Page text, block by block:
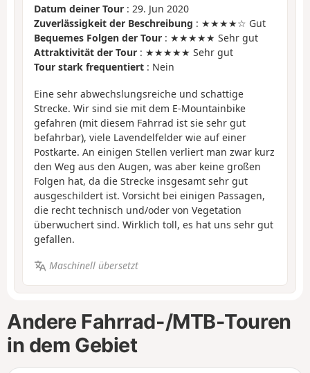
Datum deiner Tour : 29. Jun 2020
Zuverlässigkeit der Beschreibung : ★★★★☆ Gut
Bequemes Folgen der Tour : ★★★★★ Sehr gut
Attraktivität der Tour : ★★★★★ Sehr gut
Tour stark frequentiert : Nein
Eine sehr abwechslungsreiche und schattige
Strecke. Wir sind sie mit dem E-Mountainbike
gefahren (mit diesem Fahrrad ist sie sehr gut
befahrbar), viele Lavendelfelder wie auf einer
Postkarte. An einigen Stellen verliert man zwar kurz
den Weg aus den Augen, was aber keine großen
Folgen hat, da die Strecke insgesamt sehr gut
ausgeschildert ist. Vorsicht bei einigen Passagen,
die recht technisch und/oder von Vegetation
überwuchert sind. Wirklich toll, es hat uns sehr gut
gefallen.
Maschinell übersetzt
Andere Fahrrad-/MTB-Touren
in dem Gebiet